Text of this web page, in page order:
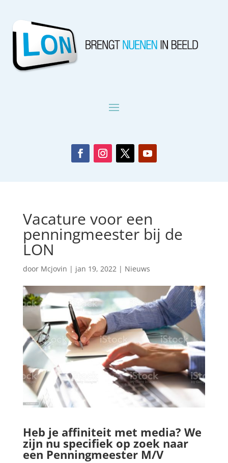
Vacature voor een
penningmeester bij de
LON
door Mcjovin | jan 19, 2022| Nieuws
Heb je affiniteit met media? We
zijn nu specifiek op zoek naar
een Penningmeester M/V